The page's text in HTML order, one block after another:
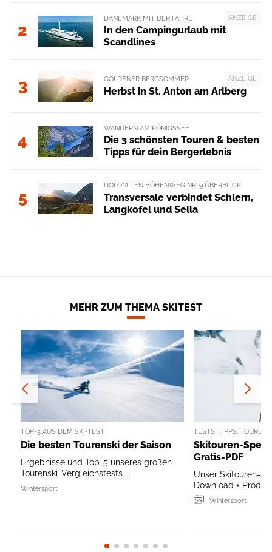
2
ANZEIGE
DÄNEMARK MIT DER FÄHRE
In den Campingurlaub mit
Scandlines
3 ANZEIGE
GOLDENER BERGSOMMER
Herbst in St. Anton am Arlberg
4
WANDERN AM KÖNIGSSEE
Die 3 schönsten Touren & besten
Tipps für dein Bergerlebnis
5
DOLOMITEN HÖHENWEG NR. 9 ÜBERBLICK
Transversale verbindet Schlern,
Langkofel und Sella
MEHR ZUM THEMA SKITEST
TOP-5 AUS DEM SKI-TEST
Die besten Tourenski der Saison
Ergebnisse und Top-5 unseres großen
Tourenski-Vergleichstests ...
Wintersport
TESTS, TIPPS, TOUREN
Skitouren-
Gratis-PDF
Unser Skitouren-
Download +
Wintersport